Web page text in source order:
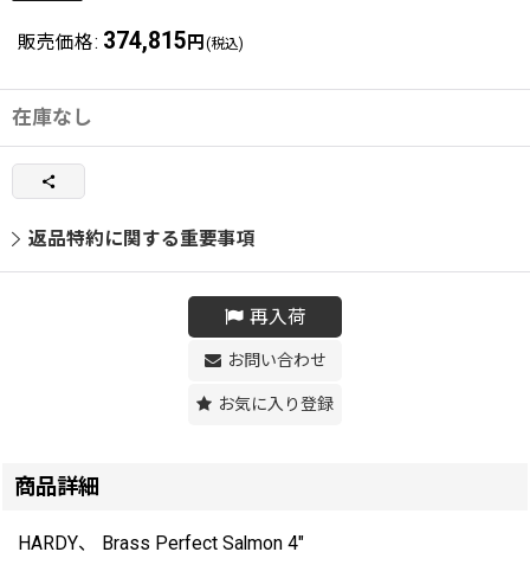
販売価格: 374,815 円 (税込)
在庫なし
返品特約に関する重要事項
再入荷
お問い合わせ
お気に入り登録
商品詳細
HARDY、 Brass Perfect Salmon 4"